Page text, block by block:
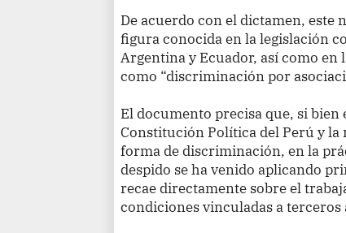
De acuerdo con el dictamen, este
figura conocida en la legislación
Argentina y Ecuador, así como
como “discriminación por
El documento precisa que, si
Constitución Política del Perú y
forma de discriminación, en la
despido se ha venido aplicando
recae directamente sobre el
condiciones vinculadas a terceros